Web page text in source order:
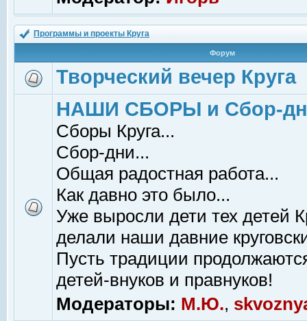
Программы и проекты Круга
Форум
Творческий вечер Круга
НАШИ СБОРЫ и Сбор-
Сборы Круга...
Сбор-дни...
Общая радостная работа...
Как давно это было...
Уже выросли дети тех детей
делали наши давние
Пусть традиции
детей-внуков и правнуков!
Модераторы: М.Ю.,